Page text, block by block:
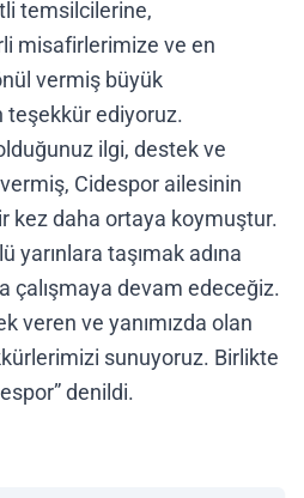
temsilcilerine,
misafirlerimize ve en
vermiş büyük
teşekkür ediyoruz.
ilgi, destek ve
Cidespor ailesinin
kez daha ortaya koymuştur.
yarınlara taşımak adına
çalışmaya devam edeceğiz.
veren ve yanımızda olan
sunuyoruz. Birlikte
denildi.